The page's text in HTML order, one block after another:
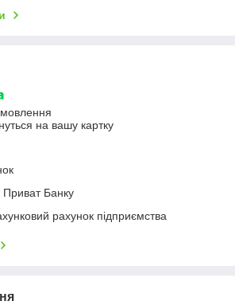
на вашу картку
Банку
рахунок підприємства